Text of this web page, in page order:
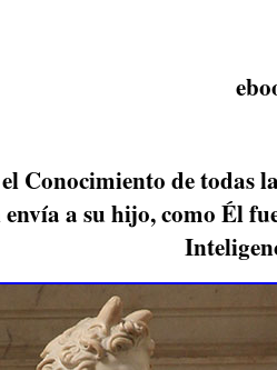
Conocimiento de todas
a su hijo, como Él